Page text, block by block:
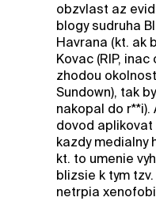
obzvlast az
blogy sudruha
Havrana (kt. ak
Kovac (RIP,
zhodou
Sundown), tak
nakopal do
dovod
kazdy medialny
kt. to umenie
blizsie k tym
netrpia